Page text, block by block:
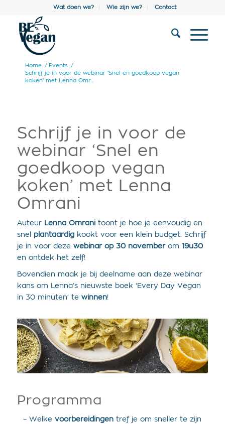
Wat doen we? Wie zijn we? Contact
Home / Events /
Schrijf je in voor de webinar ‘Snel en goedkoop vegan
koken’ met Lenna Omr...
Schrijf je in voor de
webinar ‘Snel en
goedkoop vegan
koken’ met Lenna
Omrani
Auteur Lenna Omranitoont je hoe je eenvoudig en
snel
plantaardig kookt voor een klein budget. Schrijf
je in voor deze webinar op 30 novemberom 19u30
en ontdek het zelf!
Bovendien maak je bij deelname aan deze webinar
kans om Lenna’s nieuwste boek ‘Every Day Vegan
in 30 minuten’ te winnen!
Programma
– Welke voorbereidingentref je om sneller te zijn